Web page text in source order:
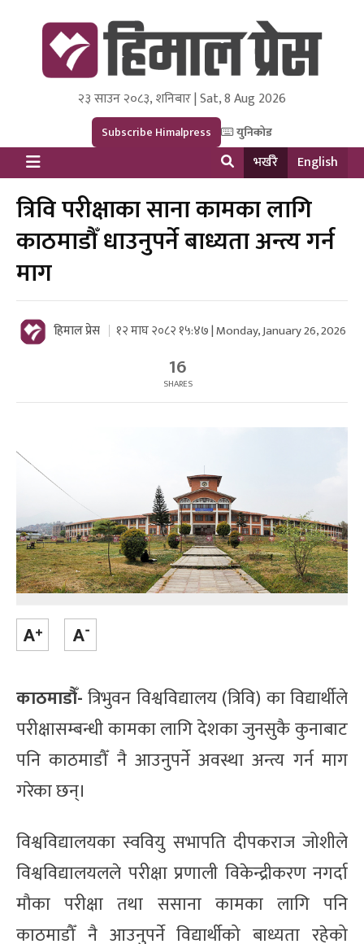
Himal Press
Dot NewsyNepal Media and Research Pvt Ltd.
२३ साउन २०८३, शनिबार | Sat, 8 Aug 2026
Subscribe Himalpress युनिकोड
भर्खरै English
त्रिवि परीक्षाका साना कामका लागि
काठमाडौँ धाउनुपर्ने बाध्यता अन्त्य गर्न
माग
हिमाल प्रेस १२ माघ २०८२ १५:४७ | Monday, January 26, 2026
16
SHARES
काठमाडौँ-त्रिभुवन विश्वविद्यालय (त्रिवि) का विद्यार्थीले
परीक्षासम्बन्धी कामका लागि देशका जुनसुकै कुनाबाट
पनि काठमाडौँ नै आउनुपर्ने अवस्था अन्त्य गर्न माग
गरेका छन्।
विश्वविद्यालयका स्ववियु सभापति दीपकराज जोशीले
विश्वविद्यालयलले परीक्षा प्रणाली विकेन्द्रीकरण नगर्दा
मौका परीक्षा तथा ससाना कामका लागि पनि
काठमाडौँ नै आउनुपर्ने विद्यार्थीको बाध्यता रहेको